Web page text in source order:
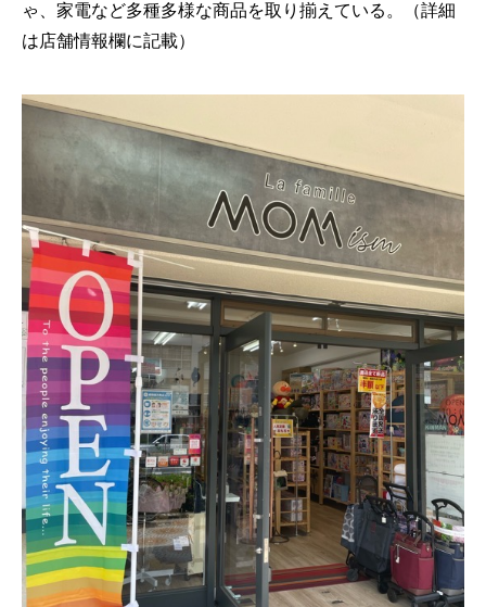
ゃ、家電など多種多様な商品を取り揃えている。（詳細
は店舗情報欄に記載）